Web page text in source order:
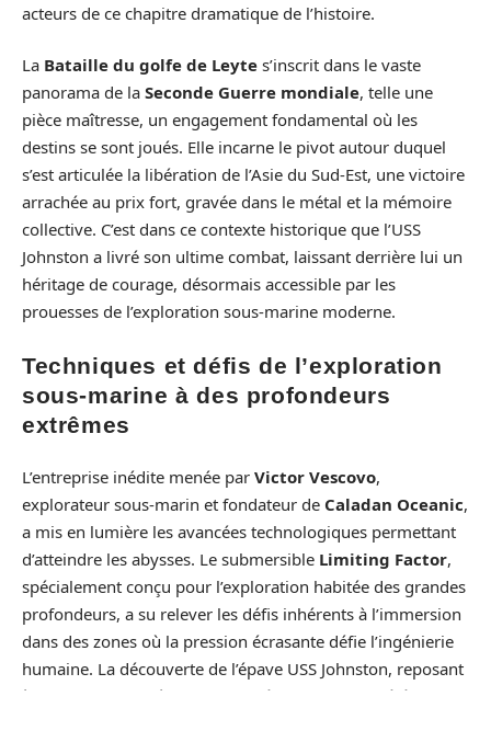
acteurs de ce chapitre dramatique de l’histoire.
La Bataille du golfe de Leyte s’inscrit dans le vaste
panorama de la Seconde Guerre mondiale, telle une
pièce maîtresse, un engagement fondamental où les
destins se sont joués. Elle incarne le pivot autour duquel
s’est articulée la libération de l’Asie du Sud-Est, une victoire
arrachée au prix fort, gravée dans le métal et la mémoire
collective. C’est dans ce contexte historique que l’USS
Johnston a livré son ultime combat, laissant derrière lui un
héritage de courage, désormais accessible par les
prouesses de l’exploration sous-marine moderne.
Techniques et défis de l’exploration
sous-marine à des profondeurs
extrêmes
L’entreprise inédite menée par Victor Vescovo,
explorateur sous-marin et fondateur de Caladan Oceanic,
a mis en lumière les avancées technologiques permettant
d’atteindre les abysses. Le submersible Limiting Factor,
spécialement conçu pour l’exploration habitée des grandes
profondeurs, a su relever les défis inhérents à l’immersion
dans des zones où la pression écrasante défie l’ingénierie
humaine. La découverte de l’épave USS Johnston, reposant
à plus de 6 000 mètres sous l’océan Pacifique, a été